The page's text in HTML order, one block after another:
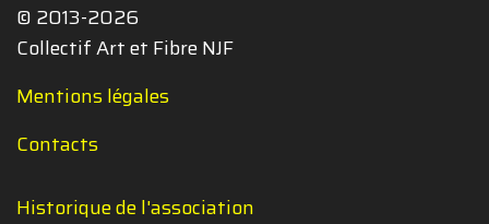
© 2013-2026
Collectif Art et Fibre NJF
Mentions légales
Contacts
Historique de l'association